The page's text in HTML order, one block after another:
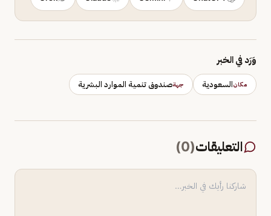
وَرَد في الخبر
مكانالسعودية جهةصندوق تنمية الموارد البشرية
التعليقات(
0
)